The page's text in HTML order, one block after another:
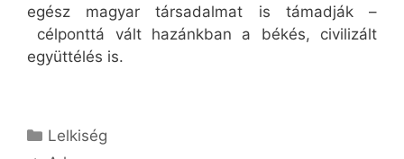
egész magyar társadalmat is támadják –
célponttá vált hazánkban a békés, civilizált
együttélés is.
Kategória
Lelkiség